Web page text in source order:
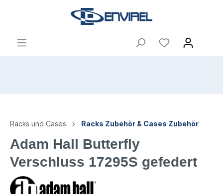
Racks und Cases Racks Zubehör & Cases Zubehör
Adam Hall Butterfly
Verschluss 17295S gefedert